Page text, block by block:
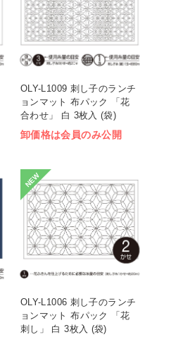
OLY-L1009 刺し子のランチ
ョンマット 布パック 「花
合わせ」 白 3枚入 (袋)
卸価格は会員のみ公開
NEW
OLY-L1006 刺し子のランチ
ョンマット 布パック 「花
刺し」 白 3枚入 (袋)